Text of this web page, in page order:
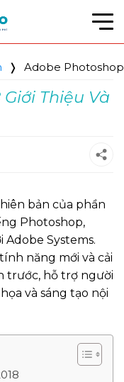
❭ Adobe Photoshop
Thiệu Và
bản của phần
Photoshop,
Systems.
năng mới và cải
trước, hỗ trợ người
và sáng tạo nội